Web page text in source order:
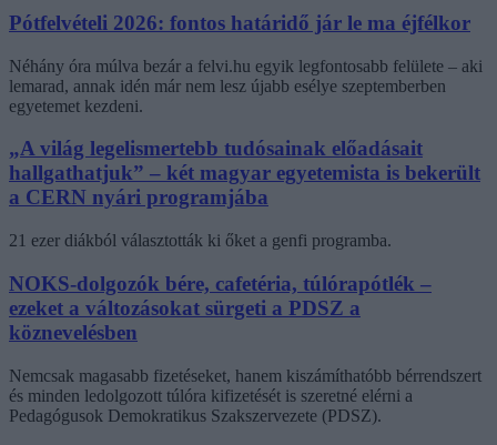
Pótfelvételi 2026: fontos határidő jár le ma éjfélkor
Néhány óra múlva bezár a felvi.hu egyik legfontosabb felülete – aki
lemarad, annak idén már nem lesz újabb esélye szeptemberben
egyetemet kezdeni.
„A világ legelismertebb tudósainak előadásait
hallgathatjuk” – két magyar egyetemista is bekerült
a CERN nyári programjába
21 ezer diákból választották ki őket a genfi programba.
NOKS-dolgozók bére, cafetéria, túlórapótlék –
ezeket a változásokat sürgeti a PDSZ a
köznevelésben
Nemcsak magasabb fizetéseket, hanem kiszámíthatóbb bérrendszert
és minden ledolgozott túlóra kifizetését is szeretné elérni a
Pedagógusok Demokratikus Szakszervezete (PDSZ).